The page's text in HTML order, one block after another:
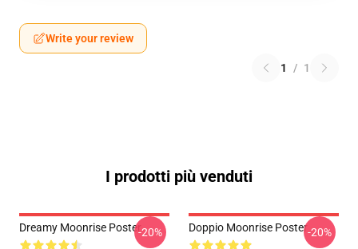
Write your review
1 / 1
I prodotti più venduti
Dreamy Moonrise Poster-20% Doppio Moonrise Poster-20%